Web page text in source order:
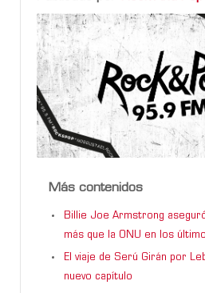
Más contenidos
Billie Joe Armstrong
más que la ONU en los
El viaje de Serú Girán por
nuevo capítulo